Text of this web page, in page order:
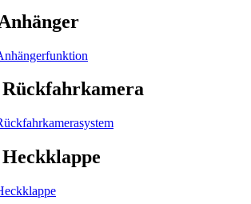
Rückfahrkamera